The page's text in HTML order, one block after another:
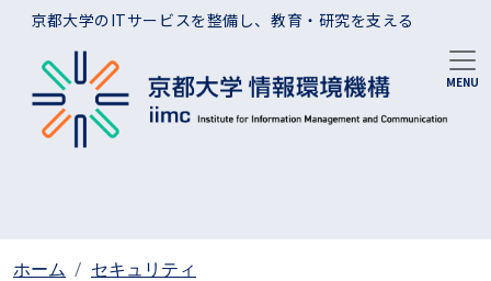
メインコンテンツに移動
京都大学のITサービスを整備し、教育・研究を支える
ホーム セキュリティ